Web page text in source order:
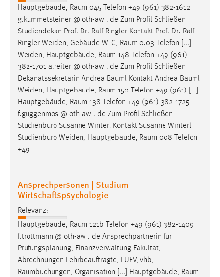
Hauptgebäude, Raum 045 Telefon +49 (961) 382-1612
g.kummetsteiner @ oth-aw . de Zum Profil Schließen
Studiendekan Prof. Dr. Ralf Ringler Kontakt Prof. Dr. Ralf
Ringler Weiden, Gebäude WTC, Raum 0.03 Telefon [...]
Weiden, Hauptgebäude, Raum 148 Telefon +49 (961)
382-1701 a.reiter @ oth-aw . de Zum Profil Schließen
Dekanatssekretärin Andrea Bäuml Kontakt Andrea Bäuml
Weiden, Hauptgebäude, Raum 150 Telefon +49 (961) [...]
Hauptgebäude, Raum 138 Telefon +49 (961) 382-1725
f.guggenmos @ oth-aw . de Zum Profil Schließen
Studienbüro Susanne Winterl Kontakt Susanne Winterl
Studienbüro Weiden, Hauptgebäude, Raum 008 Telefon
+49
Ansprechpersonen | Studium
Wirtschaftspsychologie
Relevanz:
Hauptgebäude, Raum 121b Telefon +49 (961) 382-1409
f.trottmann @ oth-aw . de Ansprechpartnerin für
Prüfungsplanung, Finanzverwaltung Fakultät,
Abrechnungen Lehrbeauftragte, LUFV, vhb,
Raumbuchungen, Organisation [...] Hauptgebäude, Raum